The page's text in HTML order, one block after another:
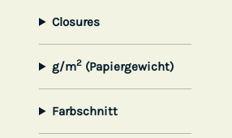
Closures
g/m2 (Papiergewicht)
Farbschnitt